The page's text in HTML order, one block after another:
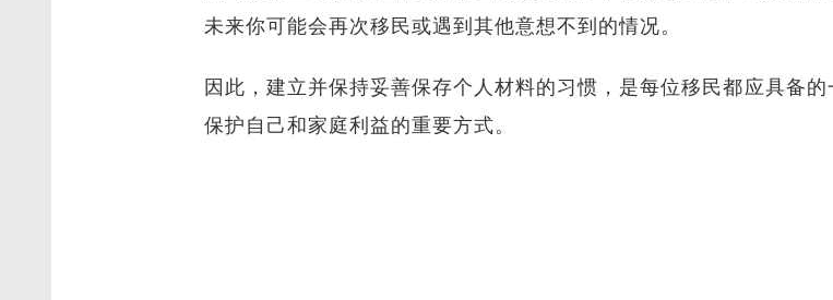
未来你可能会再次移民或遇到其他意想不到的情况。
因此，建立并保持妥善保存个人材料的习惯，是每位移民都应具备
保护自己和家庭利益的重要方式。